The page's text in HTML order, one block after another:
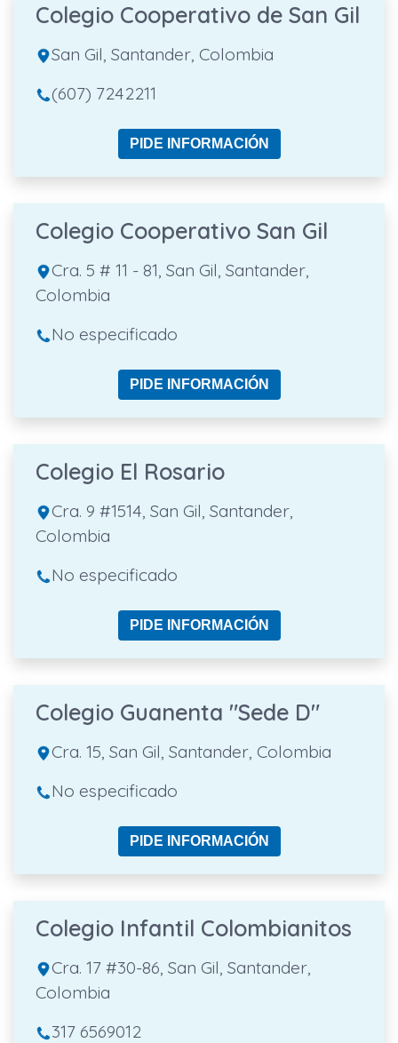
Colegio Cooperativo de San Gil
San Gil, Santander, Colombia
(607) 7242211
PIDE INFORMACIÓN
Colegio Cooperativo San Gil
Cra. 5 # 11 - 81, San Gil, Santander,
Colombia
No especificado
PIDE INFORMACIÓN
Colegio El Rosario
Cra. 9 #1514, San Gil, Santander,
Colombia
No especificado
PIDE INFORMACIÓN
Colegio Guanenta "Sede D"
Cra. 15, San Gil, Santander, Colombia
No especificado
PIDE INFORMACIÓN
Colegio Infantil Colombianitos
Cra. 17 #30-86, San Gil, Santander,
Colombia
317 6569012